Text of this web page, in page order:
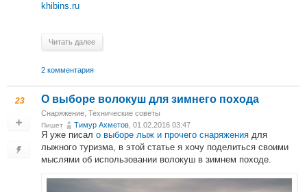
khibins.ru
Читать далее
2 комментария
23 О выборе волокуш для зимнего похода
Снаряжение Технические советы
Пишет Тимур Ахметов , 01.02.2016 03:47
Я уже писал о выборе лыж и прочего снаряжения для
лыжного туризма, в этой статье я хочу поделиться своими
мыслями об использовании волокуш в зимнем походе.